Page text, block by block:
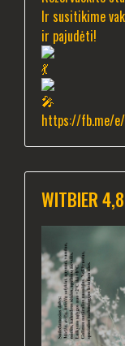
Ir susitikime
ir pajudėti!
https://fb.me/e/
WITBIER